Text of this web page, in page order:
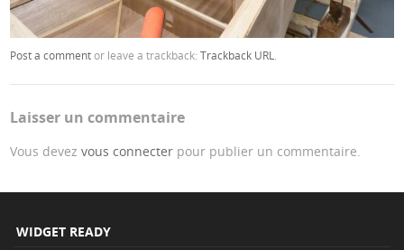
Post a commentor leave a trackback:Trackback URL
Laisser un commentaire
Vous devezvous connecter pour publier un commentaire.
WIDGET READY